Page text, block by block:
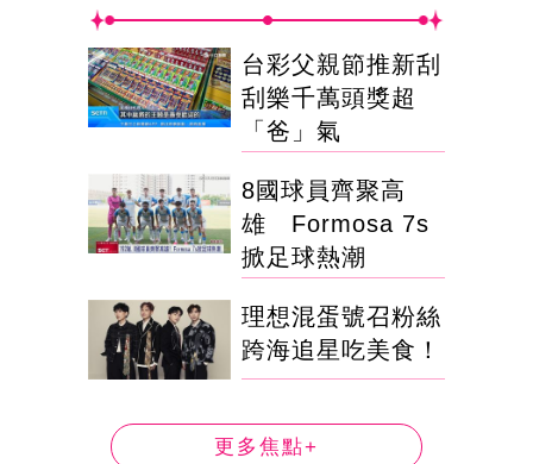
台彩父親節推新刮
刮樂千萬頭獎超
「爸」氣
8國球員齊聚高
雄 Formosa 7s
掀足球熱潮
理想混蛋號召粉絲
跨海追星吃美食！
更多焦點+